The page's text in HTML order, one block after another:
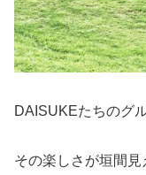
DAISUKEたちのグ
その楽しさが垣間見